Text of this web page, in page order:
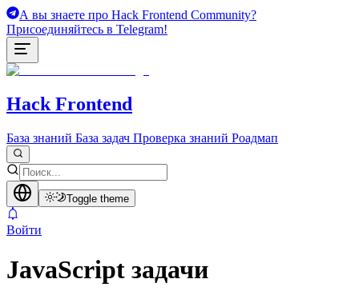
А вы знаете про Hack Frontend Community?
Присоединяйтесь в Telegram!
Hack Frontend
База знаний База задач Проверка знаний Роадмап
Toggle theme
Войти
JavaScript задачи